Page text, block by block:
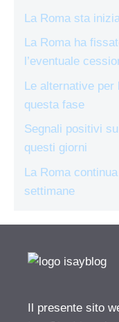
La Roma sta
La Roma ha
l’eventuale
Le alternative per
questa fase
Segnali positivi
questi giorni
La Roma
settimane
Il presente sito